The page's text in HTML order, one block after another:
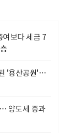
여보다 세금 7
'용산공원'…
양도세 중과